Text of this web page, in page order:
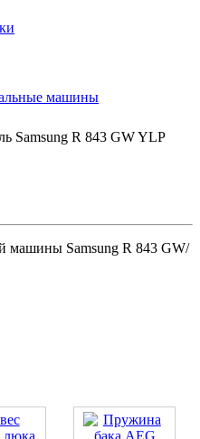
машины
Samsung R 843 GW YLP
машины Samsung R 843 GW/